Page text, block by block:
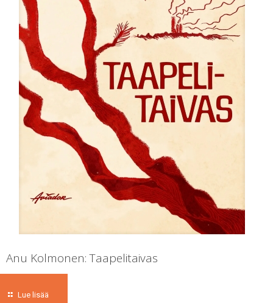
Anu Kolmonen: Taapelitaivas
Lue lisää